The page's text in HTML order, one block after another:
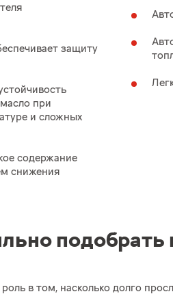
защиту
при
и сложных
содержание
снижения
в том, насколько долго